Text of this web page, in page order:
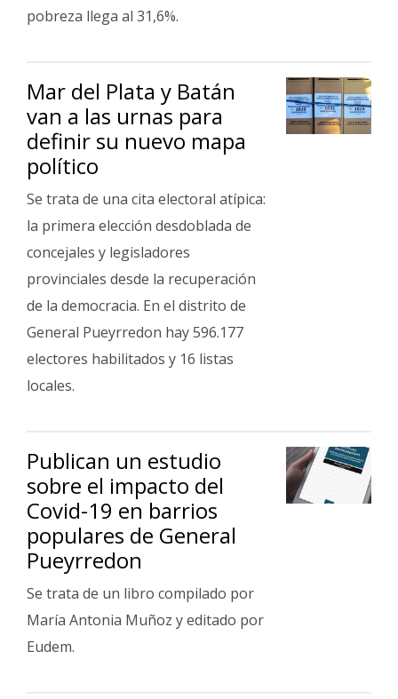
pobreza llega al 31,6%.
Mar del Plata y Batán
van a las urnas para
definir su nuevo mapa
político
Se trata de una cita electoral atípica:
la primera elección desdoblada de
concejales y legisladores
provinciales desde la recuperación
de la democracia. En el distrito de
General Pueyrredon hay 596.177
electores habilitados y 16 listas
locales.
Publican un estudio
sobre el impacto del
Covid-19 en barrios
populares de General
Pueyrredon
Se trata de un libro compilado por
María Antonia Muñoz y editado por
Eudem.